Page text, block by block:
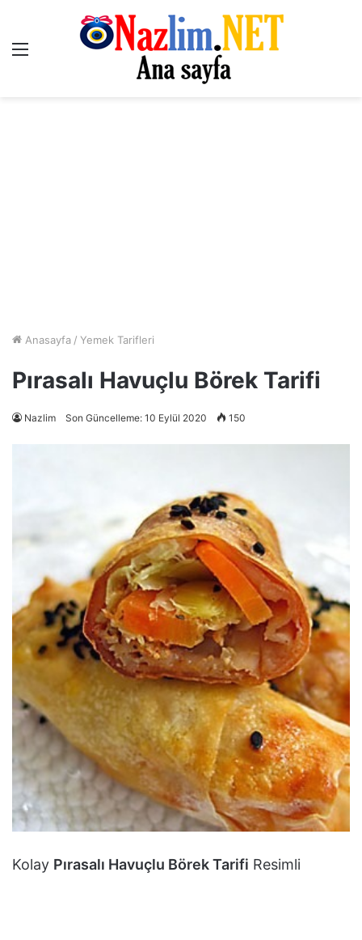
Menü
Anasayfa / Yemek Tarifleri
Pırasalı Havuçlu Börek Tarifi
Nazlim Son Güncelleme: 10 Eylül 2020 150
Kolay Pırasalı Havuçlu Börek Tarifi Resimli